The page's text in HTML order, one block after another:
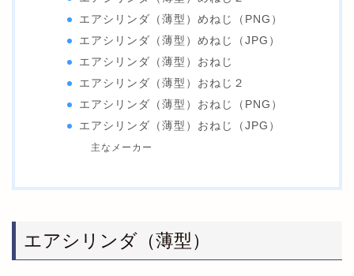
エアシリンダ（薄型）めねじ（PNG）
エアシリンダ（薄型）めねじ（JPG）
エアシリンダ（薄型）おねじ
エアシリンダ（薄型）おねじ２
エアシリンダ（薄型）おねじ（PNG）
エアシリンダ（薄型）おねじ（JPG）
主なメーカー
エアシリンダ（薄型）